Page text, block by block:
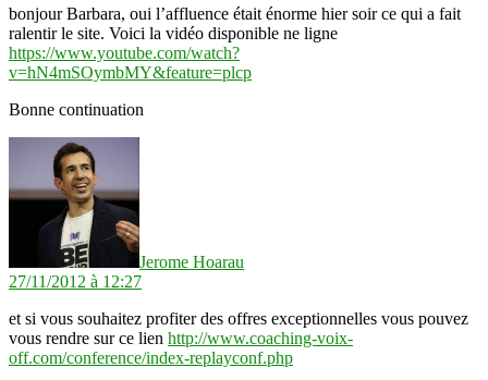
bonjour Barbara, oui l’affluence était énorme hier soir ce qui a fait
ralentir le site. Voici la vidéo disponible ne ligne
https://www.youtube.com/watch?
v=hN4mSOymbMY&feature=plcp
Bonne continuation
Jerome Hoarau
27/11/2012 à 12:27
et si vous souhaitez profiter des offres exceptionnelles vous pouvez
vous rendre sur ce lien http://www.coaching-voix-
off.com/conference/index-replayconf.php